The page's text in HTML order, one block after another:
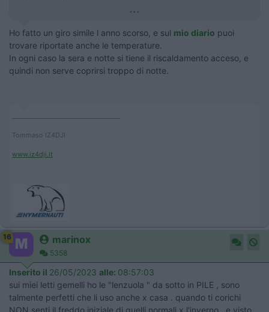
...
Ho fatto un giro simile l anno scorso, e sul mio diario puoi
trovare riportate anche le temperature.
In ogni caso la sera e notte si tiene il riscaldamento acceso, e
quindi non serve coprirsi troppo di notte.
Tommaso IZ4DJI
www.iz4dji.it
16 marinox
5358
Inserito il 26/05/2023 alle: 08:57:03
sui miei letti gemelli ho le "lenzuola " da sotto in PILE , sono
talmente perfetti che li uso anche x casa . quando ti corichi
NON senti il freddo iniziale di quelli normali x l'inverno , e visto